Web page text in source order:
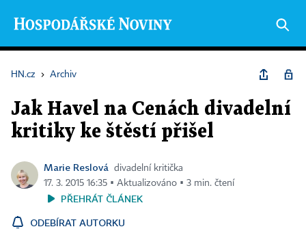
HN.cz › Archiv
Jak Havel na Cenách divadelní
kritiky ke štěstí přišel
Marie Reslová
divadelní kritička
17. 3. 2015 16:35 ▪ Aktualizováno ▪ 3 min. čtení
PŘEHRÁT ČLÁNEK
ODEBÍRAT AUTORKU